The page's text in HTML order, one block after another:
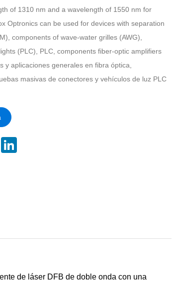
of 1310 nm and a wavelength of 1550 nm for
Optronics can be used for devices with separation
components of wave-water grilles (AWG),
(PLC), PLC, components fiber-optic amplifiers
y aplicaciones generales en fibra óptica,
masivas de conectores y vehículos de luz PLC
LinkedIn
de láser DFB de doble onda con una